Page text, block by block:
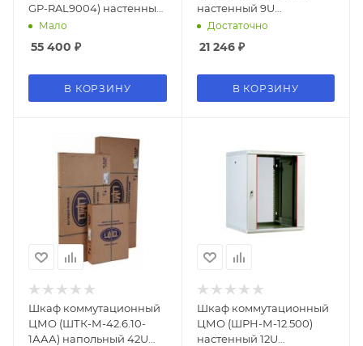
GP-RAL9004) настенный
18U 600x600мм
черный 920мм IP20
Мало
55 400 ₽
В КОРЗИНУ
настенный 9U
600x650мм пер.дв.стекл
180град. 475мм
Достаточно
21 246₽
В КОРЗИНУ
Шкаф коммутационный
ЦМО (ШТК-М-42.6.10-
1ААА) напольный 42U
Шкаф коммутационный
ЦМО (ШРН-М-12.500)
настенный 12U